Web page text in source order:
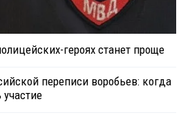
героях станет проще
переписи воробьев: когда